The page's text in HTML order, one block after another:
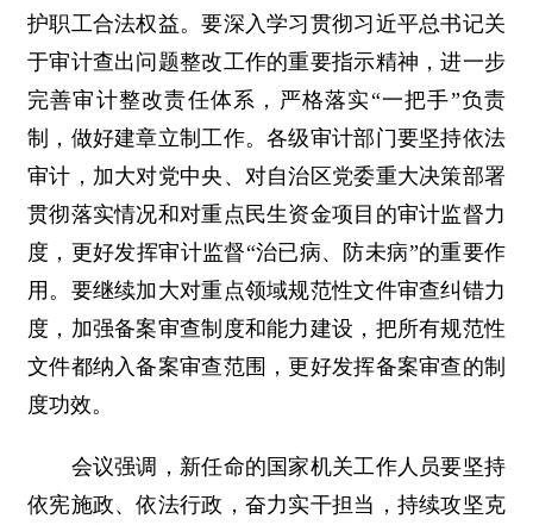
护职工合法权益。要深入学习贯彻习近平总书记关
于审计查出问题整改工作的重要指示精神，进一步
完善审计整改责任体系，严格落实“一把手”负责
制，做好建章立制工作。各级审计部门要坚持依法
审计，加大对党中央、对自治区党委重大决策部署
贯彻落实情况和对重点民生资金项目的审计监督力
度，更好发挥审计监督“治已病、防未病”的重要作
用。要继续加大对重点领域规范性文件审查纠错力
度，加强备案审查制度和能力建设，把所有规范性
文件都纳入备案审查范围，更好发挥备案审查的制
度功效。
会议强调，新任命的国家机关工作人员要坚持
依宪施政、依法行政，奋力实干担当，持续攻坚克